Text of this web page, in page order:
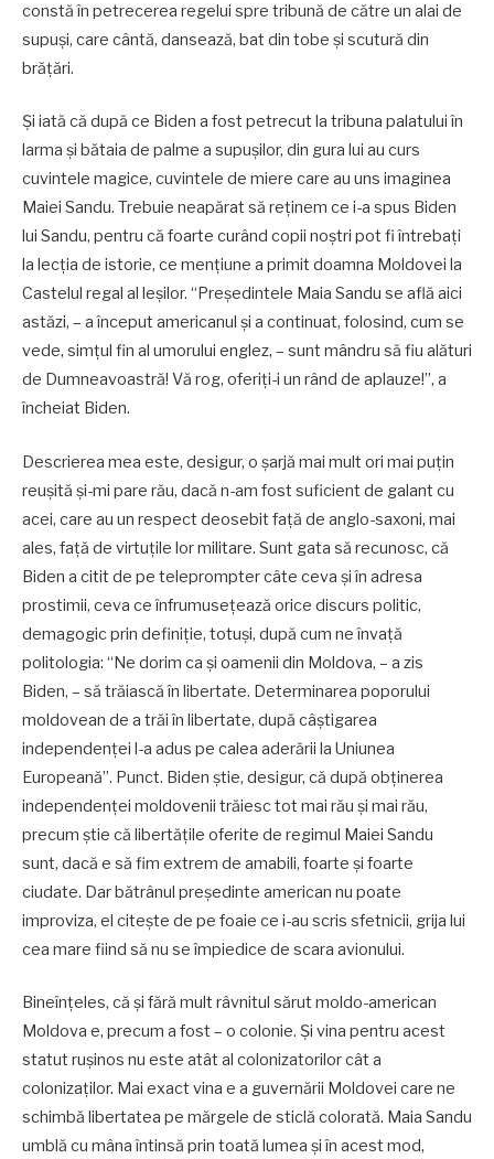
constă în petrecerea regelui spre tribună de către un alai de
supuși, care cântă, dansează, bat din tobe și scutură din
brățări.
Și iată că după ce Biden a fost petrecut la tribuna palatului în
larma și bătaia de palme a supușilor, din gura lui au curs
cuvintele magice, cuvintele de miere care au uns imaginea
Maiei Sandu. Trebuie neapărat să reținem ce i-a spus Biden
lui Sandu, pentru că foarte curând copii noștri pot fi întrebați
la lecția de istorie, ce mențiune a primit doamna Moldovei la
Castelul regal al leșilor. “Președintele Maia Sandu se află aici
astăzi, – a început americanul și a continuat, folosind, cum se
vede, simțul fin al umorului englez, – sunt mândru să fiu alături
de Dumneavoastră! Vă rog, oferiți-i un rând de aplauze!”, a
încheiat Biden.
Descrierea mea este, desigur, o șarjă mai mult ori mai puțin
reușită și-mi pare rău, dacă n-am fost suficient de galant cu
acei, care au un respect deosebit față de anglo-saxoni, mai
ales, față de virtuțile lor militare. Sunt gata să recunosc, că
Biden a citit de pe teleprompter câte ceva și în adresa
prostimii, ceva ce înfrumusețează orice discurs politic,
demagogic prin definiție, totuși, după cum ne învață
politologia: “Ne dorim ca și oamenii din Moldova, – a zis
Biden, – să trăiască în libertate. Determinarea poporului
moldovean de a trăi în libertate, după câștigarea
independenței l-a adus pe calea aderării la Uniunea
Europeană”. Punct. Biden știe, desigur, că după obținerea
independenței moldovenii trăiesc tot mai rău și mai rău,
precum știe că libertățile oferite de regimul Maiei Sandu
sunt, dacă e să fim extrem de amabili, foarte și foarte
ciudate. Dar bătrânul președinte american nu poate
improviza, el citește de pe foaie ce i-au scris sfetnicii, grija lui
cea mare fiind să nu se împiedice de scara avionului.
Bineînțeles, că și fără mult râvnitul sărut moldo-american
Moldova e, precum a fost – o colonie. Și vina pentru acest
statut rușinos nu este atât al colonizatorilor cât a
colonizaților. Mai exact vina e a guvernării Moldovei care ne
schimbă libertatea pe mărgele de sticlă colorată. Maia Sandu
umblă cu mâna întinsă prin toată lumea și în acest mod,